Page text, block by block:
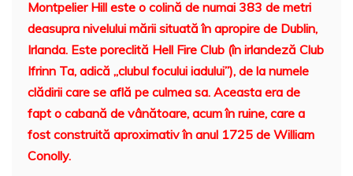
c
e
b
o
o
k
itt
er
ai
l
er
e
st
at
s
A
p
p
rt
aj
e
a
z
ă
Montpelier Hill este o colină de numai 383 de metri
deasupra nivelului mării situată în apropire de Dublin,
Irlanda. Este poreclită Hell Fire Club (în irlandeză Club
Ifrinn Ta, adică „clubul focului iadului”), de la numele
clădirii care se află pe culmea sa. Aceasta era de
fapt o cabană de vânătoare, acum în ruine, care a
fost construită aproximativ în anul 1725 de William
Conolly.